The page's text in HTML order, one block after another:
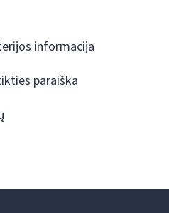
informacija
paraiška